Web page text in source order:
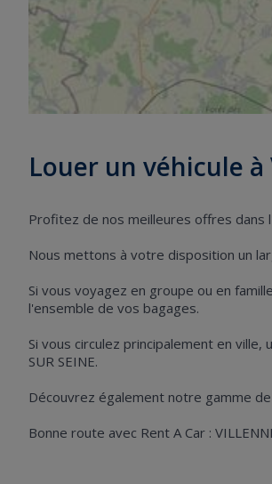
Louer un véhicule à
Profitez de nos meilleures offres dans
Nous mettons à votre disposition un
Si vous voyagez en groupe ou en
l'ensemble de vos bagages.
Si vous circulez principalement en
SUR SEINE.
Découvrez également notre gamme
Bonne route avec Rent A Car :